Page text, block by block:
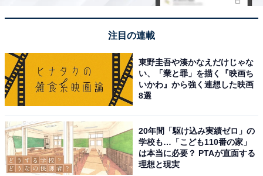
注目の連載
東野圭吾や湊かなえだけじゃな
い、「業と罪」を描く『映画ち
いかわ』から強く連想した映画
8選
20年間「駆け込み実績ゼロ」の
学校も…「こども110番の家」
は本当に必要？ PTAが直面する
理想と現実